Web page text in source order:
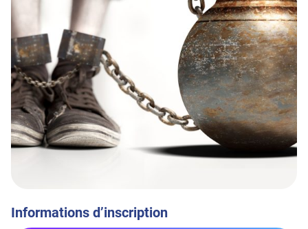
Informations d’inscription